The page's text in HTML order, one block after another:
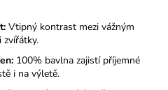
Vtipný kontrast mezi vážným
zvířátky.
100% bavlna zajistí příjemné
i na výletě.